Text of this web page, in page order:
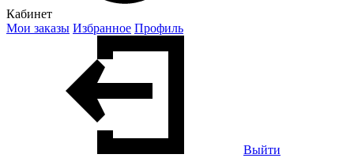
Кабинет
Мои заказы Избранное Профиль
Выйти